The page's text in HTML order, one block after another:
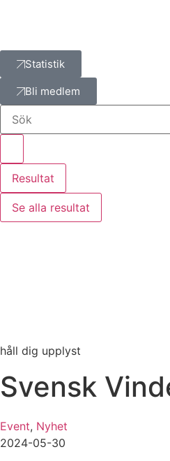
Statistik
Bli medlem
Resultat
Se alla resultat
håll dig upplyst
Svensk
Event, Nyhet
2024-05-30